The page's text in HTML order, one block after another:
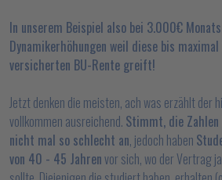
In unserem Beispiel also bei 3.000€
Dynamikerhöhungen weil diese bis
versicherten BU-Rente greift!
Jetzt denken die meisten, ach was erzählt der
vollkommen ausreichend. Stimmt, die
nicht mal so schlecht an, jedoch haben
von 40 - 45 Jahrenvor sich, wo der Vertrag